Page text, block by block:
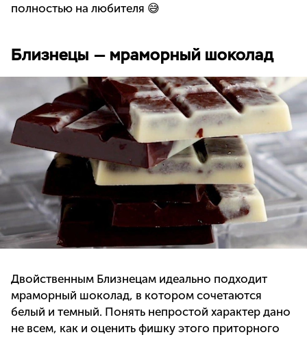
полностью на любителя 😅
Близнецы — мраморный шоколад
Двойственным Близнецам идеально подходит
мраморный шоколад, в котором сочетаются
белый и темный. Понять непростой характер дано
не всем, как и оценить фишку этого приторного